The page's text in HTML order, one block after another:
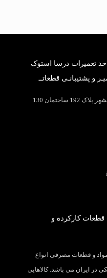
تعمیرات درسا استوک
و پشتیبانـی قطعاتــ
تهران خیابان سمیه نرسیده به ایرانشهر پلاک 192 ساختمان 130
قطعات کارکرده و
و قطعات مصرفی انواع
در ایران می باشد. کالاهایی